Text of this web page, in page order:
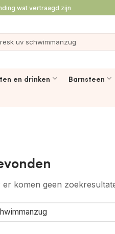
wat vertraagd zijn
en drinken Barnsteen
er komen geen